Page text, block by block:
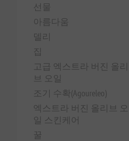
선물
아름다움
델리
집
고급 엑스트라 버진 올리
브 오일
조기 수확(Agoureleo)
엑스트라 버진 올리브 오
일 스킨케어
꿀